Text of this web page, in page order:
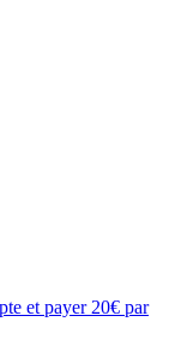
et payer 20€ par